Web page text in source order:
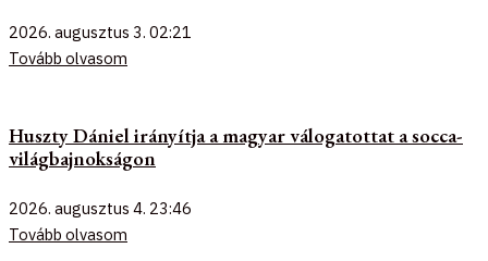
2026. augusztus 3. 02:21
Tovább olvasom
Huszty Dániel irányítja a magyar válogatottat a socca-
világbajnokságon
2026. augusztus 4. 23:46
Tovább olvasom